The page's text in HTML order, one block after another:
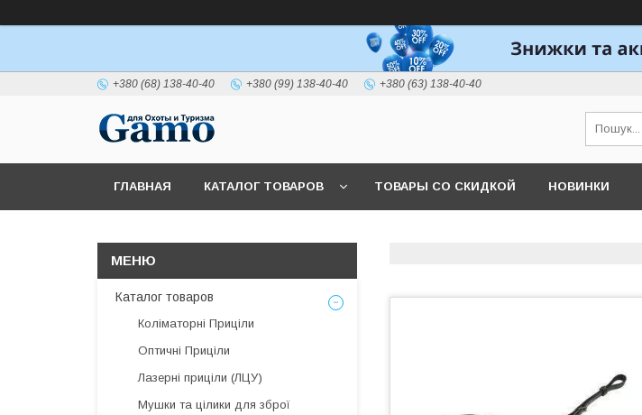
+380 (68) 138-40-40 +380 (99) 138-40-40 +380 (63) 138-40-40
ГЛАВНАЯ КАТАЛОГ ТОВАРОВ ТОВАРЫ СО СКИДКОЙ НОВИНКИ
Каталог товаров
Коліматорні Приціли
Оптичні Приціли
Лазерні приціли (ЛЦУ)
Мушки та цілики для зброї